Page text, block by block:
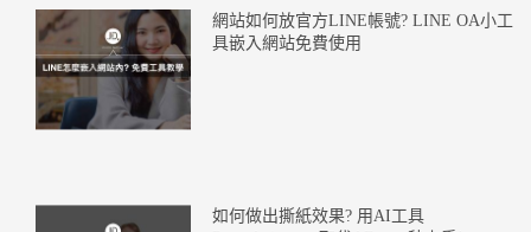
網站如何放官方LINE帳號? LINE OA小工
具嵌入網站免費使用
如何做出撕紙效果? 用AI工具